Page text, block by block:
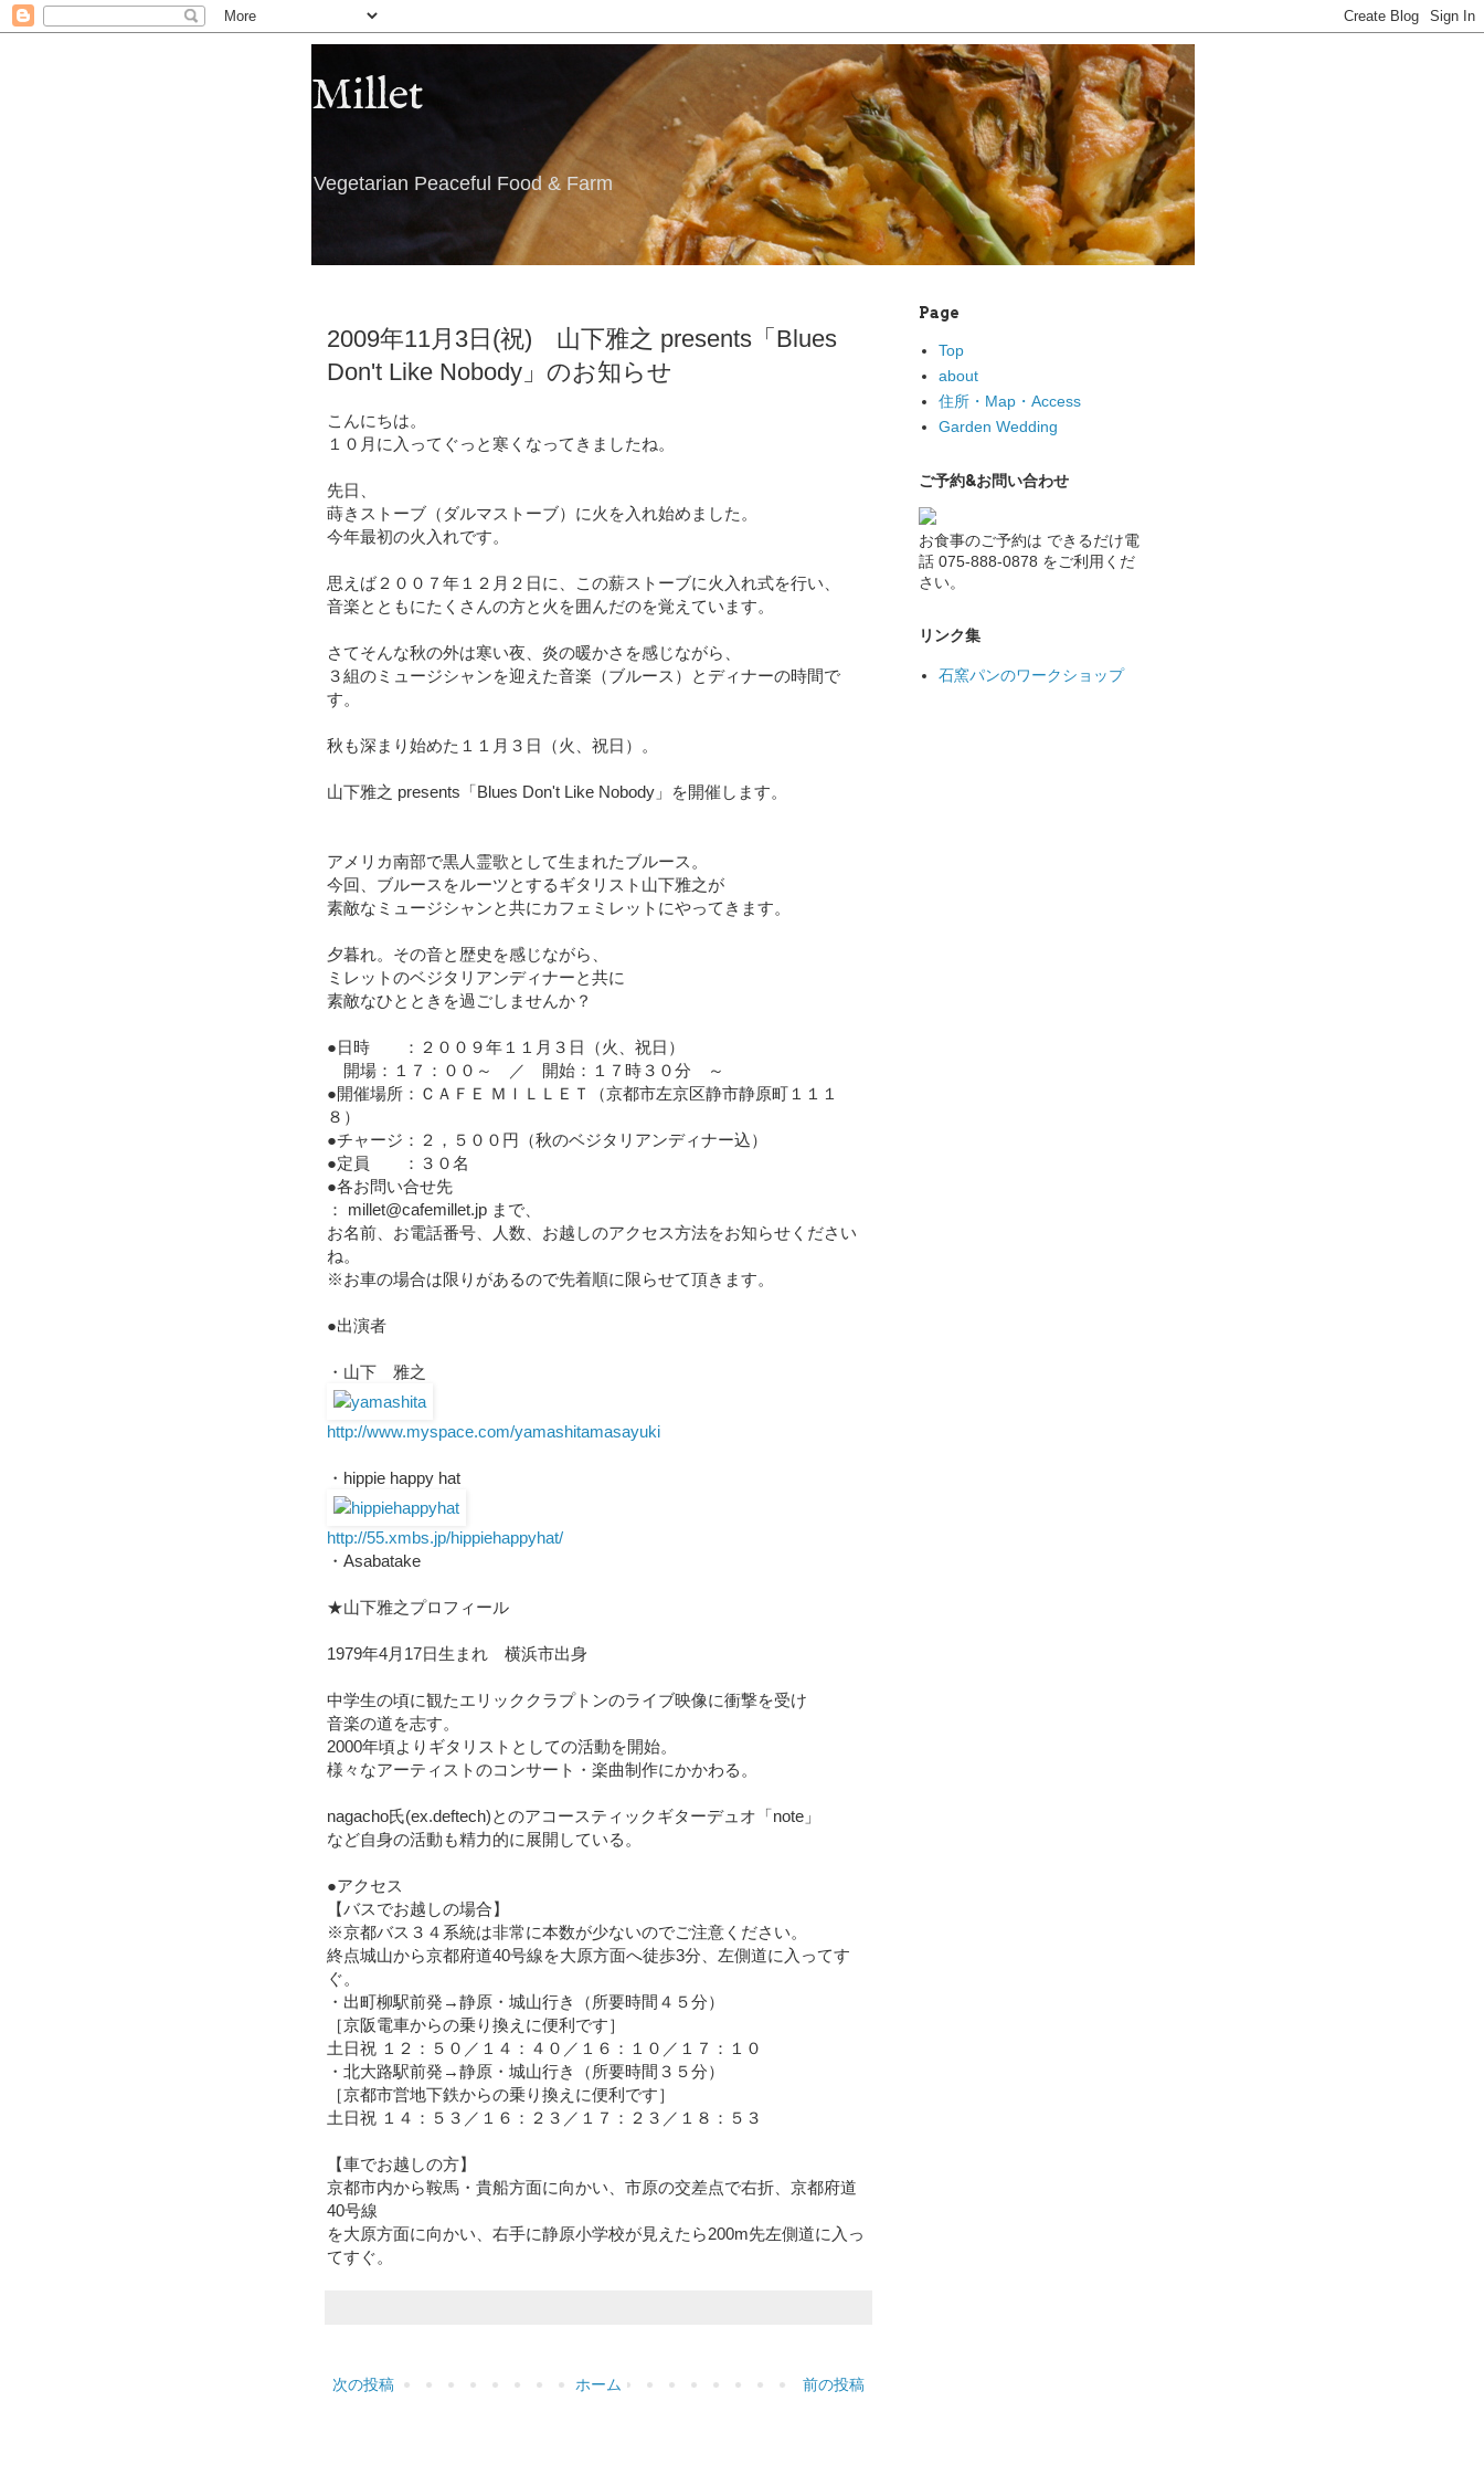
Millet
Vegetarian Peaceful Food & Farm
2009年11月3日(祝) 山下雅之 presents「Blues
Don't Like Nobody」のお知らせ
こんにちは。
１０月に入ってぐっと寒くなってきましたね。
先日、
蒔きストーブ（ダルマストーブ）に火を入れ始めました。
今年最初の火入れです。
思えば２００７年１２月２日に、この薪ストーブに火入れ式を行い、
音楽とともにたくさんの方と火を囲んだのを覚えています。
さてそんな秋の外は寒い夜、炎の暖かさを感じながら、
３組のミュージシャンを迎えた音楽（ブルース）とディナーの時間で
す。
秋も深まり始めた１１月３日（火、祝日）。
山下雅之 presents「Blues Don't Like Nobody」を開催します。
アメリカ南部で黒人霊歌として生まれたブルース。
今回、ブルースをルーツとするギタリスト山下雅之が
素敵なミュージシャンと共にカフェミレットにやってきます。
夕暮れ。その音と歴史を感じながら、
ミレットのベジタリアンディナーと共に
素敵なひとときを過ごしませんか？
●日時 ：２００９年１１月３日（火、祝日）
開場：１７：００～ ／ 開始：１７時３０分 ～
●開催場所：ＣＡＦＥ ＭＩＬＬＥＴ（京都市左京区静市静原町１１１
８）
●チャージ：２，５００円（秋のベジタリアンディナー込）
●定員 ：３０名
●各お問い合せ先
： millet@cafemillet.jp まで、
お名前、お電話番号、人数、お越しのアクセス方法をお知らせください
ね。
※お車の場合は限りがあるので先着順に限らせて頂きます。
●出演者
・山下 雅之
http://www.myspace.com/yamashitamasayuki
・hippie happy hat
http://55.xmbs.jp/hippiehappyhat/
・Asabatake
★山下雅之プロフィール
1979年4月17日生まれ 横浜市出身
中学生の頃に観たエリッククラプトンのライブ映像に衝撃を受け
音楽の道を志す。
2000年頃よりギタリストとしての活動を開始。
様々なアーティストのコンサート・楽曲制作にかかわる。
nagacho氏(ex.deftech)とのアコースティックギターデュオ「note」
など自身の活動も精力的に展開している。
●アクセス
【バスでお越しの場合】
※京都バス３４系統は非常に本数が少ないのでご注意ください。
終点城山から京都府道40号線を大原方面へ徒歩3分、左側道に入ってす
ぐ。
・出町柳駅前発→静原・城山行き（所要時間４５分）
［京阪電車からの乗り換えに便利です］
土日祝 １２：５０／１４：４０／１６：１０／１７：１０
・北大路駅前発→静原・城山行き（所要時間３５分）
［京都市営地下鉄からの乗り換えに便利です］
土日祝 １４：５３／１６：２３／１７：２３／１８：５３
【車でお越しの方】
京都市内から鞍馬・貴船方面に向かい、市原の交差点で右折、京都府道
40号線
を大原方面に向かい、右手に静原小学校が見えたら200m先左側道に入っ
てすぐ。
次の投稿 前の投稿
ホーム
Page
Top
about
住所・Map・Access
Garden Wedding
ご予約&お問い合わせ
お食事のご予約は できるだけ電
話 075-888-0878 をご利用くだ
さい。
リンク集
石窯パンのワークショップ